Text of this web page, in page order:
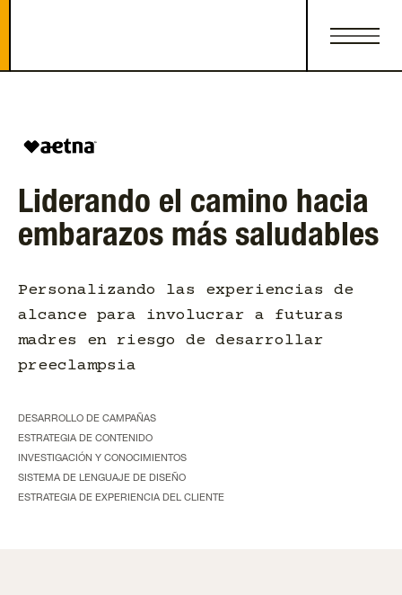
Liderando el camino hacia
embarazos más saludables
Personalizando las experiencias de
alcance para involucrar a futuras
madres en riesgo de desarrollar
preeclampsia
DESARROLLO DE CAMPAÑAS
ESTRATEGIA DE CONTENIDO
INVESTIGACIÓN Y CONOCIMIENTOS
SISTEMA DE LENGUAJE DE DISEÑO
ESTRATEGIA DE EXPERIENCIA DEL CLIENTE